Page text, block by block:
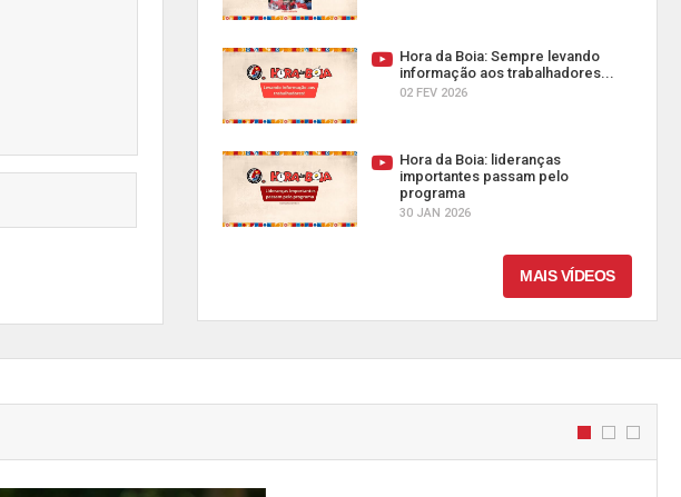
Hora da Boia: Sempre levando
informação aos trabalhadores...
02 FEV 2026
Hora da Boia: lideranças
importantes passam pelo
programa
30 JAN 2026
MAIS VÍDEOS